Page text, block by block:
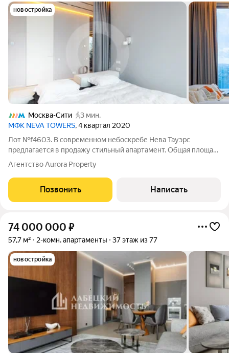
новостройка
Москва-Сити
3 мин.
МФК NEVA TOWERS, 4 квартал 2020
Лот №f4603. В современном небоскребе Нева Тауэрс
предлагается в продажу стильный апартамент. Общая площадь
апартамента 119 кв. м. Выполнена эксклюзивная дизайнерская
отделка с использованием дорогих отделочных материалов.
Дизайн был разработан
Агентство Aurora Property
Позвонить Написать
74 000 000 ₽
57,7 м² 2-комн. апартаменты 37 этаж из 77
новостройка